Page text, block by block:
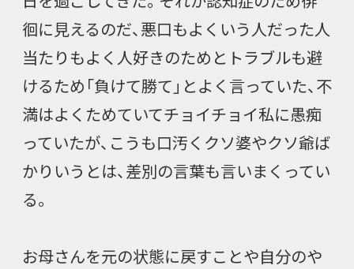
徊に見えるのだ、悪口もよくいう人だった人
当たりもよく人好きのためとトラブルも避
けるため「負けて勝て」とよく言っていた、不
満はよくためていてチョイチョイ私に愚痴
っていたが、こうも口汚くクソ婆やクソ爺ば
かりいうとは、差別の言葉も言いまくってい
る。
お母さんを元の状態に戻すことや自分のや